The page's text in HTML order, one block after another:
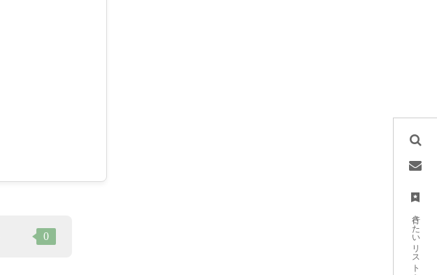
行きたいリストを見る
0